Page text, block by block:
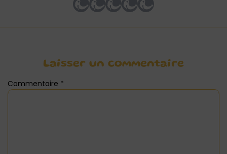
Laisser un commentaire
Commentaire *